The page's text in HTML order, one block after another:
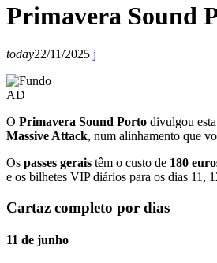
Primavera Sound
today22/11/2025
AD
O Primavera Sound Porto divulgou
Massive Attack, num alinhamento que
Os passes gerais têm o custo de 180
e os bilhetes VIP diários para os dias 11,
Cartaz completo por dias
11 de junho